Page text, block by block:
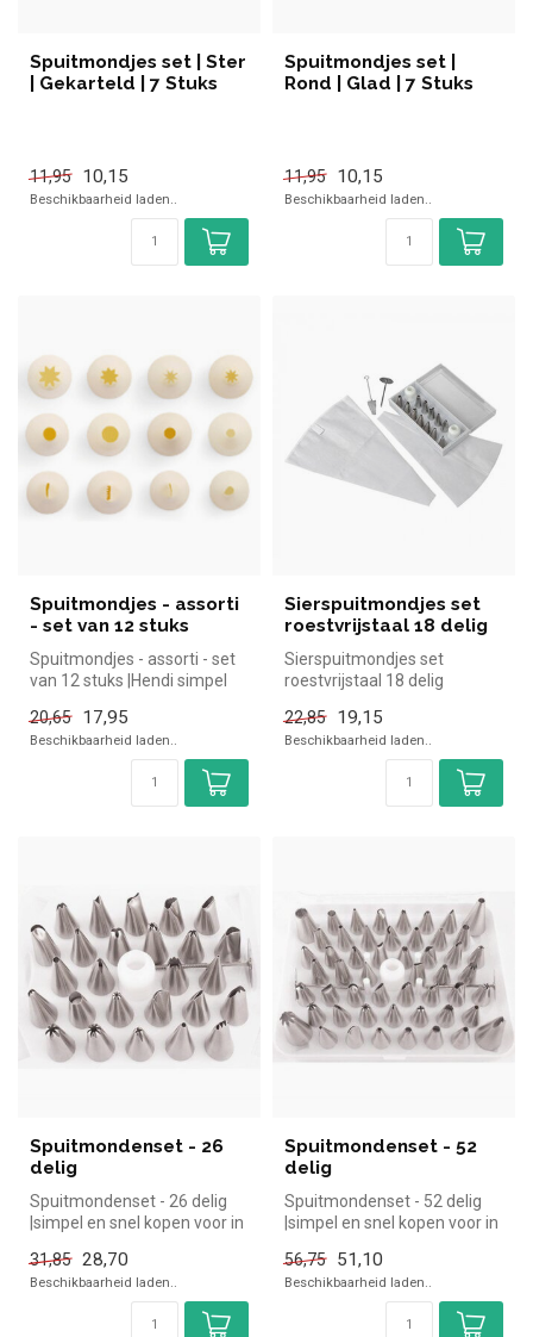
Spuitmondjes set | Ster
| Gekarteld | 7 Stuks
11,95 10,15
Beschikbaarheid laden..
Spuitmondjes set |
Rond | Glad | 7 Stuks
11,95 10,15
Beschikbaarheid laden..
Spuitmondjes - assorti
- set van 12 stuks
Spuitmondjes - assorti - set
van 12 stuks |Hendi simpel
20,65
17,95
Beschikbaarheid laden..
Sierspuitmondjes set
roestvrijstaal 18 delig
Sierspuitmondjes set
roestvrijstaal 18 delig
22,85
19,15
Beschikbaarheid laden..
Spuitmondenset - 26
delig
Spuitmondenset - 26 delig
|simpel en snel kopen voor in
31,85 28,70
Beschikbaarheid laden..
Spuitmondenset - 52
delig
Spuitmondenset - 52 delig
|simpel en snel kopen voor in
56,75
51,10
Beschikbaarheid laden..